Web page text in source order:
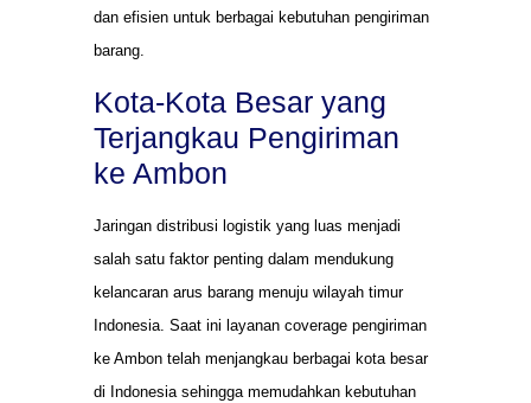
dan efisien untuk berbagai kebutuhan pengiriman
barang.
Kota-Kota Besar yang
Terjangkau Pengiriman
ke Ambon
Jaringan distribusi logistik yang luas menjadi
salah satu faktor penting dalam mendukung
kelancaran arus barang menuju wilayah timur
Indonesia. Saat ini layanan coverage pengiriman
ke Ambon telah menjangkau berbagai kota besar
di Indonesia sehingga memudahkan kebutuhan